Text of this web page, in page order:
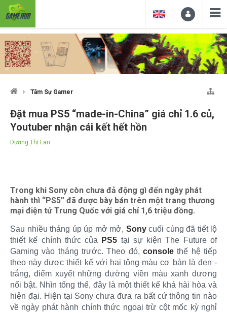
Tâm Sự Gamer
Đặt mua PS5 “made-in-China” giá chỉ 1.6 củ,
Youtuber nhận cái kết hết hồn
Dương Thị Lan
Trong khi Sony còn chưa đả động gì đến ngày phát
hành thì “PS5” đã được bày bán trên một trang thương
mại điện tử Trung Quốc với giá chỉ 1,6 triệu đồng.
Sau nhiều tháng úp úp mở mở, Sonycuối cùng đã tiết lộ
thiết kế chính thức của
PS5 tại sự kiện The Future of
Gaming vào tháng trước. Theo đó, console thế hệ tiếp
theo này được thiết kế với hai tông màu cơ bản là đen -
trắng, điểm xuyết những đường viền màu xanh dương
nổi bật. Nhìn tổng thể, đây là một thiết kế khá hài hòa và
hiện đại. Hiện tại Sony chưa đưa ra bất cứ thông tin nào
về ngày phát hành chính thức ngoại trừ cột mốc kỳ nghỉ